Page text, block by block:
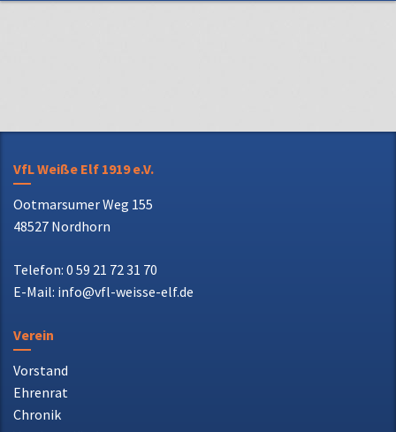
VfL Weiße Elf 1919 e.V.
48527 Nordhorn
E-Mail: info@vfl-weisse-elf.de
Verein
Vorstand